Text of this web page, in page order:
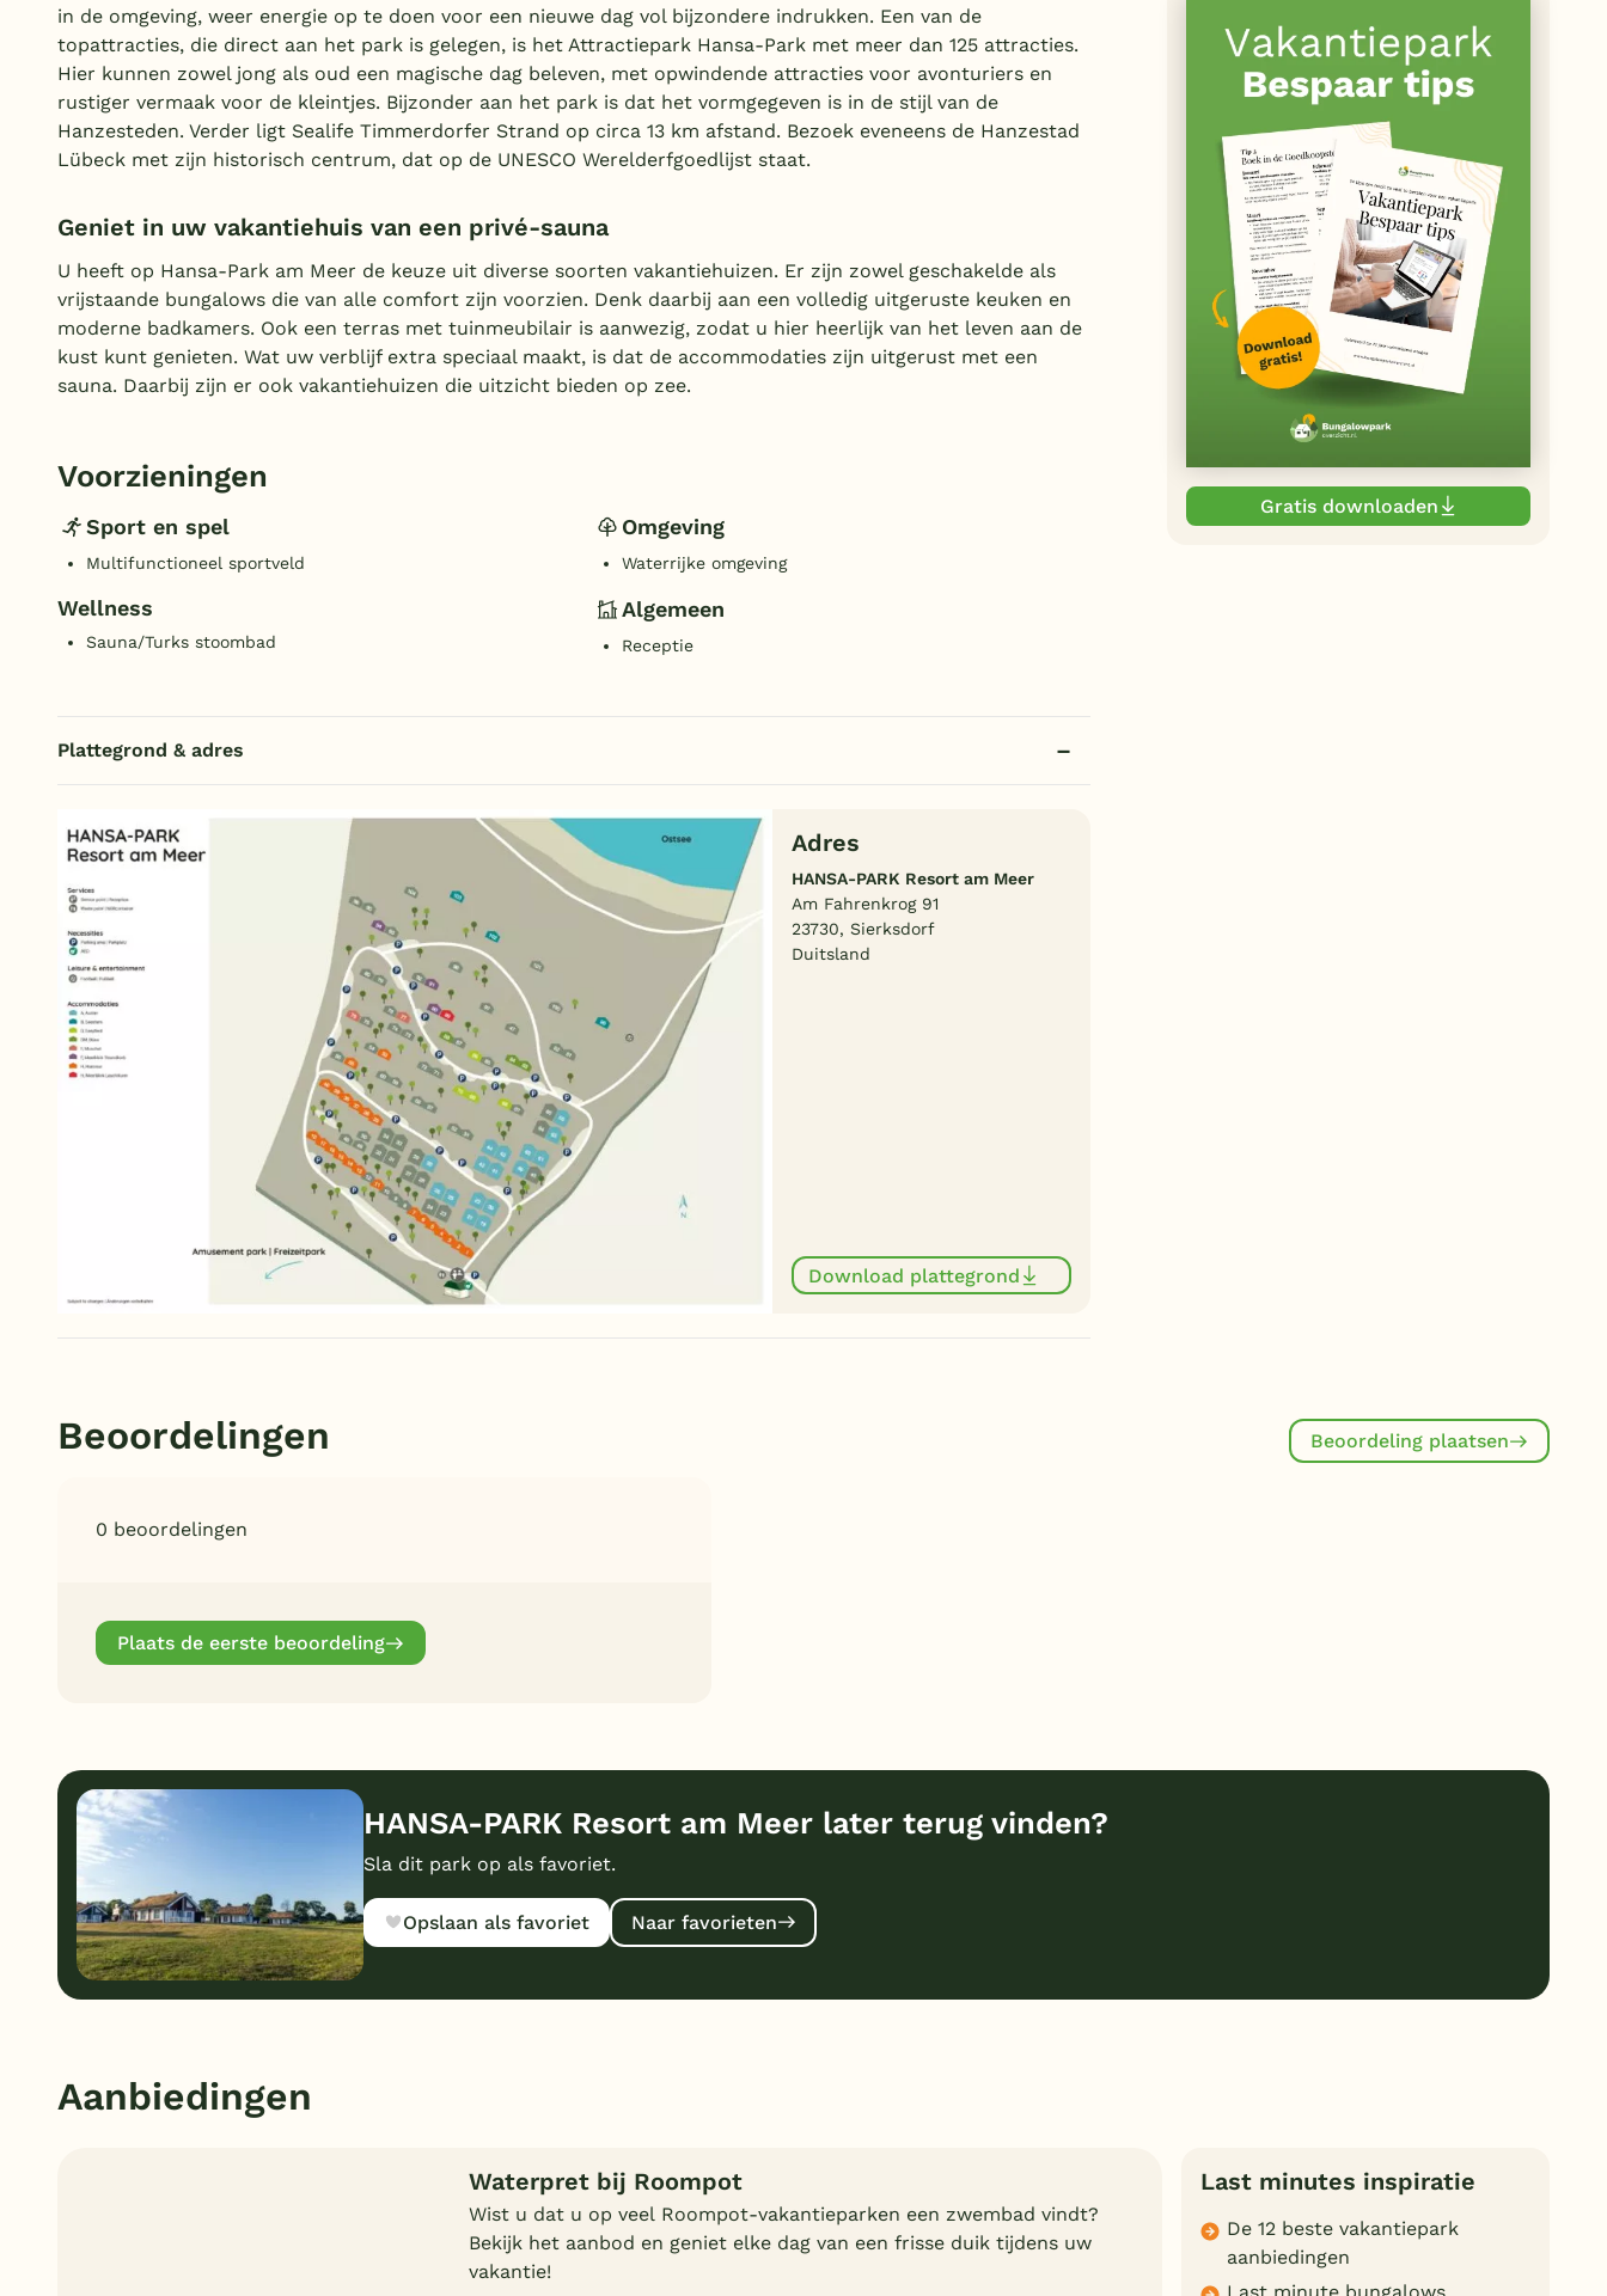
in de omgeving, weer energie op te doen voor een nieuwe dag vol bijzondere indrukken. Een van de
topattracties, die direct aan het park is gelegen, is het Attractiepark Hansa-Park met meer dan 125 attracties.
Hier kunnen zowel jong als oud een magische dag beleven, met opwindende attracties voor avonturiers en
rustiger vermaak voor de kleintjes. Bijzonder aan het park is dat het vormgegeven is in de stijl van de
Hanzesteden. Verder ligt Sealife Timmerdorfer Strand op circa 13 km afstand. Bezoek eveneens de Hanzestad
Lübeck met zijn historisch centrum, dat op de UNESCO Werelderfgoedlijst staat.
Geniet in uw vakantiehuis van een privé-sauna
U heeft op Hansa-Park am Meer de keuze uit diverse soorten vakantiehuizen. Er zijn zowel geschakelde als
vrijstaande bungalows die van alle comfort zijn voorzien. Denk daarbij aan een volledig uitgeruste keuken en
moderne badkamers. Ook een terras met tuinmeubilair is aanwezig, zodat u hier heerlijk van het leven aan de
kust kunt genieten. Wat uw verblijf extra speciaal maakt, is dat de accommodaties zijn uitgerust met een
sauna. Daarbij zijn er ook vakantiehuizen die uitzicht bieden op zee.
Voorzieningen
Sport en spel
Multifunctioneel sportveld
Wellness
Sauna/Turks stoombad
Omgeving
Waterrijke omgeving
Algemeen
Receptie
Plattegrond & adres
Adres
HANSA-PARK Resort am Meer
Am Fahrenkrog 91
23730, Sierksdorf
Duitsland
Download plattegrond
Gratis downloaden
Beoordelingen Beoordeling plaatsen
0 beoordelingen
Plaats de eerste beoordeling
HANSA-PARK Resort am Meer later terug vinden?
Sla dit park op als favoriet.
Opslaan als favoriet Naar favorieten
Aanbiedingen
Waterpret bij Roompot
Wist u dat u op veel Roompot-vakantieparken een zwembad vindt?
Bekijk het aanbod en geniet elke dag van een frisse duik tijdens uw
vakantie!
Last minutes inspiratie
De 12 beste vakantiepark
aanbiedingen